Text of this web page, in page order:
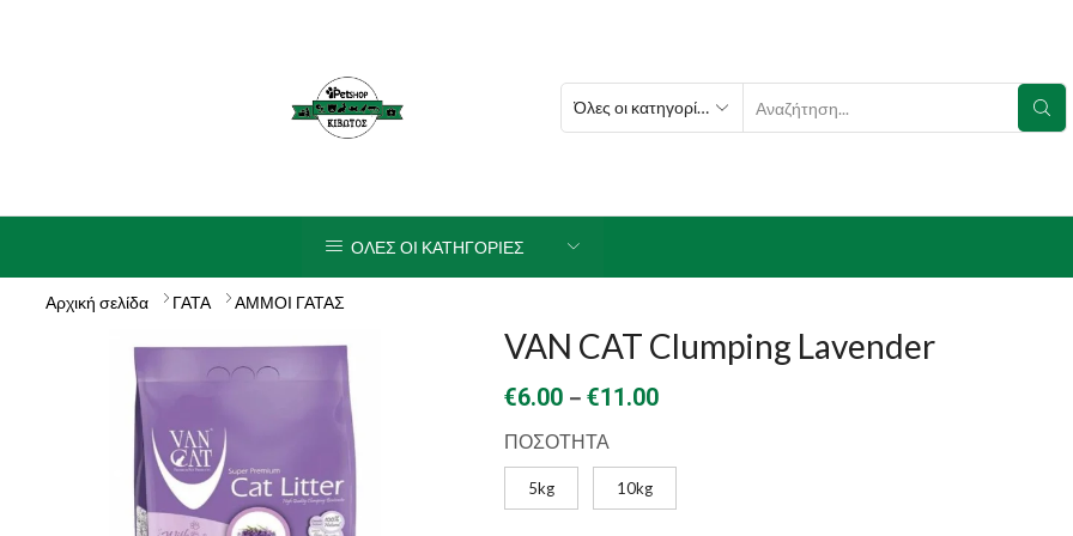
SEARCH
ΟΛΕΣ ΟΙ ΚΑΤΗΓΟΡΙΕΣ
Αρχική σελίδα ΓΑΤΑ ΑΜΜΟΙ ΓΑΤΑΣ
VAN CAT Clumping Lavender
€6.00 – €11.00Price
€6.00
through
ΠΟΣΟΤΗΤΑ
5kg 10kg